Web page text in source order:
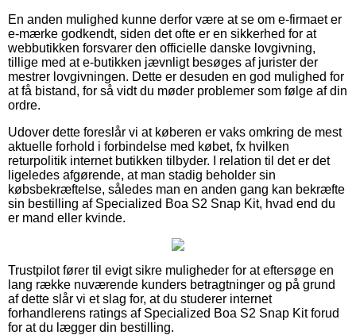
En anden mulighed kunne derfor være at se om e-firmaet er
e-mærke godkendt, siden det ofte er en sikkerhed for at
webbutikken forsvarer den officielle danske lovgivning,
tillige med at e-butikken jævnligt besøges af jurister der
mestrer lovgivningen. Dette er desuden en god mulighed for
at få bistand, for så vidt du møder problemer som følge af din
ordre.
Udover dette foreslår vi at køberen er vaks omkring de mest
aktuelle forhold i forbindelse med købet, fx hvilken
returpolitik internet butikken tilbyder. I relation til det er det
ligeledes afgørende, at man stadig beholder sin
købsbekræftelse, således man en anden gang kan bekræfte
sin bestilling af Specialized Boa S2 Snap Kit, hvad end du
er mand eller kvinde.
Trustpilot fører til evigt sikre muligheder for at eftersøge en
lang række nuværende kunders betragtninger og på grund
af dette slår vi et slag for, at du studerer internet
forhandlerens ratings af Specialized Boa S2 Snap Kit forud
for at du lægger din bestilling.